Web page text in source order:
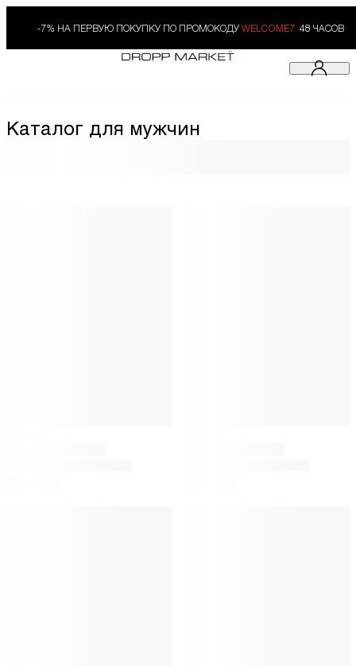
-7% НА ПЕРВУЮ ПОКУПКУ ПО ПРОМОКОДУ WELCOME7. 48 ЧАСОВ
Каталог для мужчин